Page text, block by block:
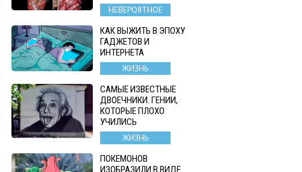
НЕВЕРОЯТНОЕ
КАК ВЫЖИТЬ В ЭПОХУ
ГАДЖЕТОВ И
ИНТЕРНЕТА
ЖИЗНЬ
САМЫЕ ИЗВЕСТНЫЕ
ДВОЕЧНИКИ. ГЕНИИ,
КОТОРЫЕ ПЛОХО
УЧИЛИСЬ
ЖИЗНЬ
ПОКЕМОНОВ
ИЗОБРАЗИЛИ В ВИДЕ